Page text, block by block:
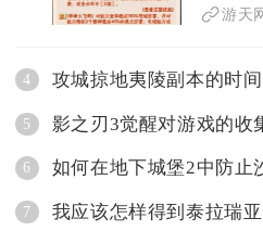
游天
4 攻城掠地夷陵副本的时
5 影之刃3觉醒对游戏的收
6
7 我应该怎样得到泰拉瑞